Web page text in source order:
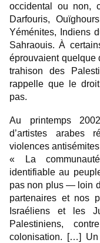
occidental ou non,
Darfouris,
Yéménites, Indiens
Sahraouis. À
éprouvaient quelque
trahison des
rappelle que le
pas.
Au printemps
d’artistes arabes
violences
« La
identifiable au
pas non plus — loin
partenaires et nos
Israéliens et les
Palestiniens,
colonisation. […] Un